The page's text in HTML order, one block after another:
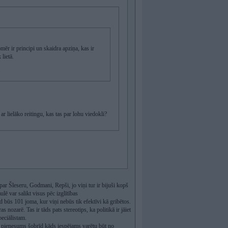
ir principi un skaidra apziņa, kas ir
lietā.
lielāko reitingu, kas tas par lohu viedokli?
Šleseru, Godmani, Repši, jo viņi tur ir bijuši kopš
var salikt visus pēc izglītības
būs 101 joma, kur viņi nebūs tik efektīvi kā gribētos.
nozarē. Tas ir tāds pats stereotips, ka politikā ir jāiet
šobrīd kāds iespējams varētu būt no